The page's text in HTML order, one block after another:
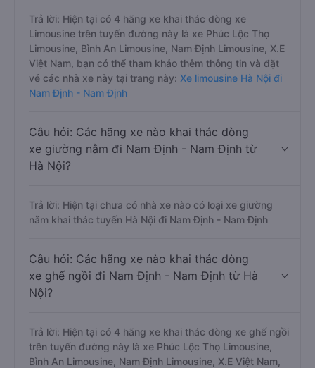
Trả lời: Hiện tại có 4 hãng xe khai thác dòng xe
Limousine trên tuyến đường này là xe Phúc Lộc Thọ
Limousine, Bình An Limousine, Nam Định Limousine, X.E
Việt Nam, bạn có thể tham khảo thêm thông tin và đặt
vé các nhà xe này tại trang này: Xe limousine Hà Nội đi
Nam Định - Nam Định
Câu hỏi: Các hãng xe nào khai thác dòng
xe giường nằm đi Nam Định - Nam Định từ
Hà Nội?
Trả lời: Hiện tại chưa có nhà xe nào có loại xe giường
nằm khai thác tuyến Hà Nội đi Nam Định - Nam Định
Câu hỏi: Các hãng xe nào khai thác dòng
xe ghế ngồi đi Nam Định - Nam Định từ Hà
Nội?
Trả lời: Hiện tại có 4 hãng xe khai thác dòng xe ghế ngồi
trên tuyến đường này là xe Phúc Lộc Thọ Limousine,
Bình An Limousine, Nam Định Limousine, X.E Việt Nam,